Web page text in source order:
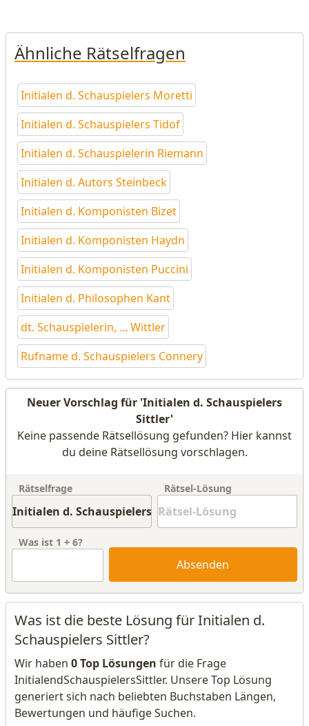
Ähnliche Rätselfragen
Initialen d. Schauspielers Moretti
Initialen d. Schauspielers Tidof
Initialen d. Schauspielerin Riemann
Initialen d. Autors Steinbeck
Initialen d. Komponisten Bizet
Initialen d. Komponisten Haydn
Initialen d. Komponisten Puccini
Initialen d. Philosophen Kant
dt. Schauspielerin, ... Wittler
Rufname d. Schauspielers Connery
Neuer Vorschlag für 'Initialen d. Schauspielers
Sittler'
Keine passende Rätsellösung gefunden? Hier kannst
du deine Rätsellösung vorschlagen.
Rätselfrage Rätsel-Lösung
Was ist 1 + 6?
Absenden
Was ist die beste Lösung für Initialen d.
Schauspielers Sittler?
Wir haben 0 Top Lösungen für die Frage
InitialendSchauspielersSittler. Unsere Top Lösung
generiert sich nach beliebten Buchstaben Längen,
Bewertungen und häufige Suchen.